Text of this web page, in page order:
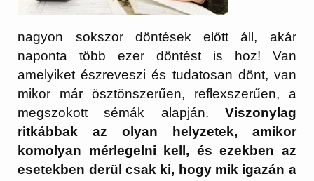
nagyon sokszor döntések előtt áll, akár
naponta több ezer döntést is hoz! Van
amelyiket észreveszi és tudatosan dönt, van
mikor már ösztönszerűen, reflexszerűen, a
megszokott sémák alapján. Viszonylag
ritkábbak az olyan helyzetek, amikor
komolyan mérlegelni kell, és ezekben az
esetekben derül csak ki, hogy mik igazán a